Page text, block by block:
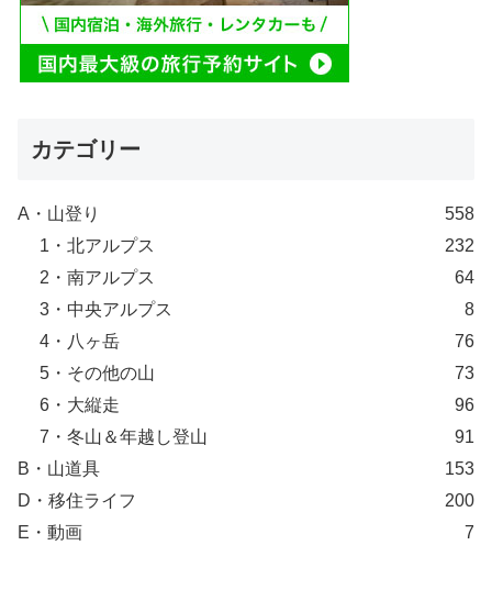
カテゴリー
A・山登り
558
1・北アルプス
232
2・南アルプス
64
3・中央アルプス
8
4・八ヶ岳
76
5・その他の山
73
6・大縦走
96
7・冬山＆年越し登山
91
B・山道具
153
D・移住ライフ
200
E・動画
7